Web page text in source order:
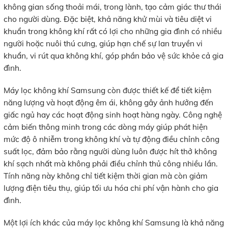
không gian sống thoải mái, trong lành, tạo cảm giác thư thái
cho người dùng. Đặc biệt, khả năng khử mùi và tiêu diệt vi
khuẩn trong không khí rất có lợi cho những gia đình có nhiều
người hoặc nuôi thú cưng, giúp hạn chế sự lan truyền vi
khuẩn, vi rút qua không khí, góp phần bảo vệ sức khỏe cả gia
đình.
Máy lọc không khí Samsung còn được thiết kế để tiết kiệm
năng lượng và hoạt động êm ái, không gây ảnh hưởng đến
giấc ngủ hay các hoạt động sinh hoạt hàng ngày. Công nghệ
cảm biến thông minh trong các dòng máy giúp phát hiện
mức độ ô nhiễm trong không khí và tự động điều chỉnh công
suất lọc, đảm bảo rằng người dùng luôn được hít thở không
khí sạch nhất mà không phải điều chỉnh thủ công nhiều lần.
Tính năng này không chỉ tiết kiệm thời gian mà còn giảm
lượng điện tiêu thụ, giúp tối ưu hóa chi phí vận hành cho gia
đình.
Một lợi ích khác của máy lọc không khí Samsung là khả năng